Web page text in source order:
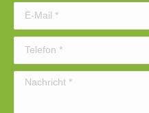
E-Mail *
Telefon *
Nachricht *